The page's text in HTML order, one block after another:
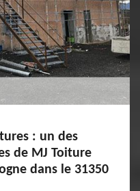
: un des
de MJ Toiture
dans le 31350